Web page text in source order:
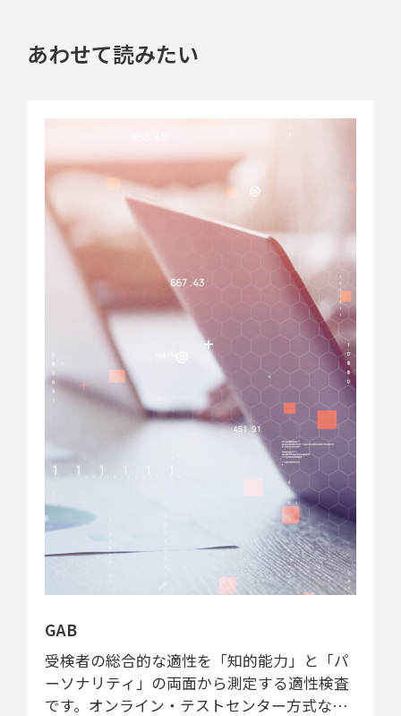
あわせて読みたい
GAB
受検者の総合的な適性を「知的能力」と「パ
ーソナリティ」の両面から測定する適性検査
です。オンライン・テストセンター方式など